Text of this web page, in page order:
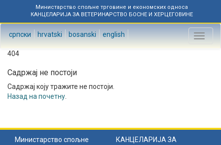
Министарство спољне трговине и економских односа
КАНЦЕЛАРИЈА ЗА ВЕТЕРИНАРСТВО БОСНЕ И ХЕРЦЕГОВИНЕ
српски hrvatski bosanski english
Toggle
404
Садржај не постоји
Садржај коју тражите не постоји.
Назад на почетну
Министарство спољне
КАНЦЕЛАРИЈА ЗА